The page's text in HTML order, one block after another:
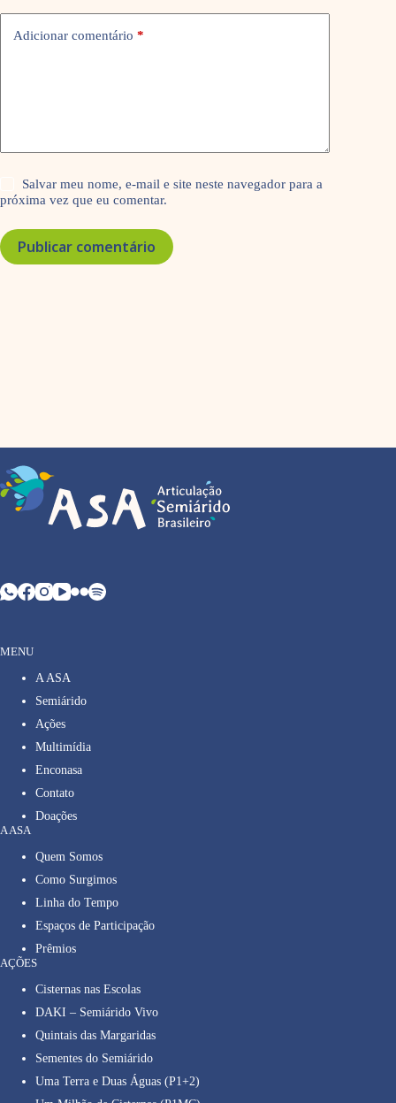
Adicionar comentário *
Salvar meu nome, e-mail e site neste navegador para a
próxima vez que eu comentar.
Publicar comentário
MENU
A ASA
Semiárido
Ações
Multimídia
Enconasa
Contato
Doações
A ASA
Quem Somos
Como Surgimos
Linha do Tempo
Espaços de Participação
Prêmios
AÇÕES
Cisternas nas Escolas
DAKI – Semiárido Vivo
Quintais das Margaridas
Sementes do Semiárido
Uma Terra e Duas Águas (P1+2)